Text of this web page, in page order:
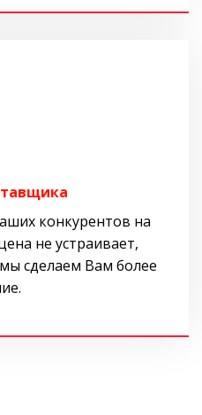
конкурентов на
не устраивает,
сделаем Вам более